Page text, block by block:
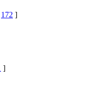
172 ]
]